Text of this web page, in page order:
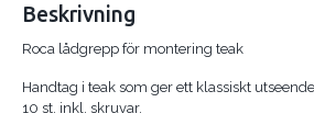
Beskrivning
Roca lådgrepp för montering teak
Handtag i teak som ger ett klassiskt
10 st. inkl. skruvar.